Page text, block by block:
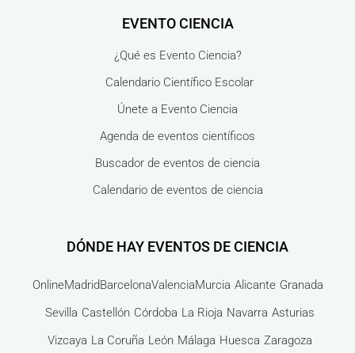
EVENTO CIENCIA
¿Qué es Evento Ciencia?
Calendario Científico Escolar
Únete a Evento Ciencia
Agenda de eventos científicos
Buscador de eventos de ciencia
Calendario de eventos de ciencia
DÓNDE HAY EVENTOS DE CIENCIA
OnlineMadridBarcelonaValenciaMurcia Alicante Granada
Sevilla Castellón Córdoba La Rioja Navarra Asturias
Vizcaya La Coruña León Málaga Huesca Zaragoza